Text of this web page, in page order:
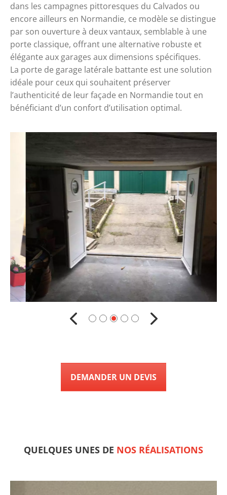
dans les campagnes pittoresques du Calvados ou
encore ailleurs en Normandie, ce modèle se distingue
par son ouverture à deux vantaux, semblable à une
porte classique, offrant une alternative robuste et
élégante aux garages aux dimensions spécifiques.
La porte de garage latérale battante est une solution
idéale pour ceux qui souhaitent préserver
l’authenticité de leur façade en Normandie tout en
bénéficiant d’un confort d’utilisation optimal.
DEMANDER UN DEVIS
QUELQUES UNES DE NOS RÉALISATIONS